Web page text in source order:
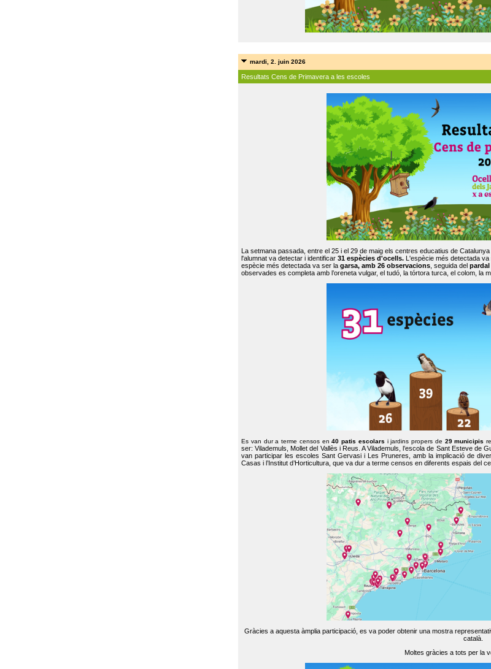
mardi, 2. juin 2026
Resultats Cens de Primavera a les escoles
La setmana passada, entre el 25 i el 29 de maig els centres educatius de
l'alumnat va detectar i identificar 31 espècies d'ocells. L'espècie més detectada va
espècie més detectada va ser la garsa, amb 26 observacions , seguida del pardal
observades es completa amb l’oreneta vulgar, el tudó, la tórtora turca, el colom, la
Es van dur a terme censos en40 patis escolars i jardins propers de 29 municipis
ser: Vilademuls, Mollet del Vallès i Reus. A Vilademuls, l’escola de Sant Esteve de
van participar les escoles Sant Gervasi i Les Pruneres, amb la implicació de
Casas i l’Institut d’Horticultura, que va dur a terme censos en diferents espais del
Gràcies a aquesta àmplia participació, es va poder obtenir una mostra
català.
Moltes gràcies a tots per la